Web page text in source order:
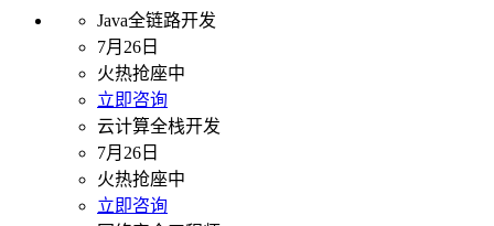
Java全链路开发
7月26日
火热抢座中
立即咨询
云计算全栈开发
7月26日
火热抢座中
立即咨询